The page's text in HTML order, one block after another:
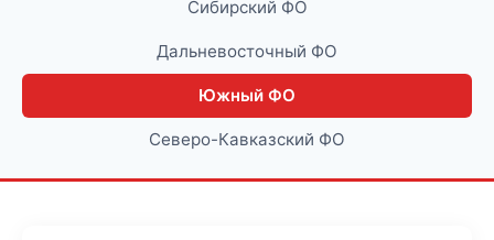
Сибирский ФО
Дальневосточный ФО
Южный ФО
Северо-Кавказский ФО